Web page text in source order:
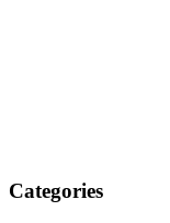
the
Categories